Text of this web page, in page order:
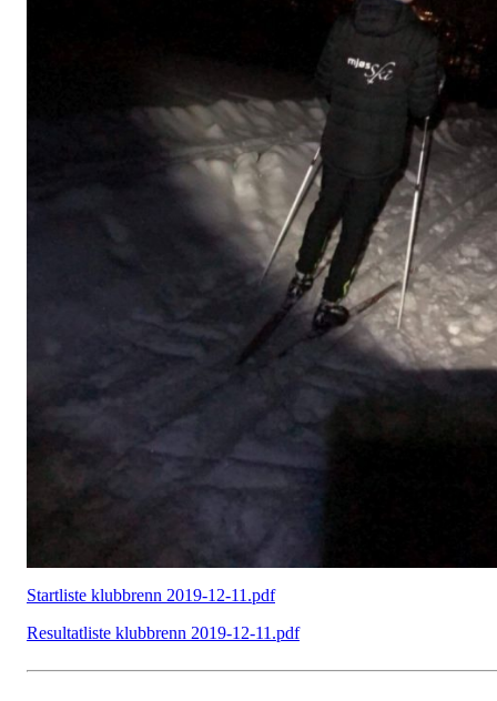
Startliste klubbrenn 2019-12-11.pdf
Resultatliste klubbrenn 2019-12-11.pdf